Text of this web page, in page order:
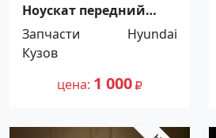
Ноускат передний
Hyundai Accent 2012-
2017 в сборе (отрез)
Краснодар
Запчасти
Hyundai
Кузов
цена 1 000